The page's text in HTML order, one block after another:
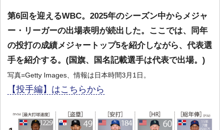
第6回を迎えるWBC。2025年のシーズン中からメジャ
ー・リーガーの出場表明が続出した。ここでは、同年
の投打の成績メジャートップ5を紹介しながら、代表選
手を紹介する。(国旗、国名記載選手は代表で出場。)
写真=Getty Images、情報は日本時間3月1日。
【投手編】はこちらから